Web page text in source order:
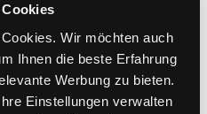
Wir möchten auch
Ihnen die beste Erfahrung
Werbung zu bieten.
Einstellungen verwalten